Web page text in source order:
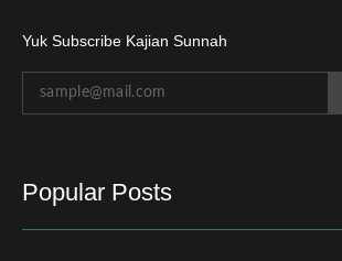
Yuk Subscribe Kajian Sunnah
Popular Posts